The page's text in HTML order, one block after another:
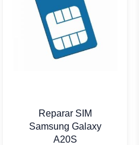
Reparar SIM
Samsung Galaxy
A20S